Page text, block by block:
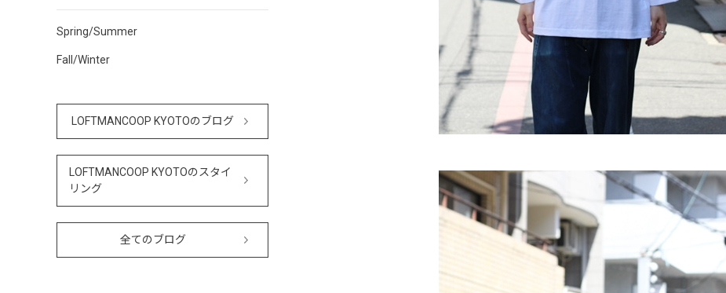
Spring/Summer
Fall/Winter
LOFTMANCOOP KYOTOのブログ
LOFTMANCOOP KYOTOのスタイ
リング
全てのブログ